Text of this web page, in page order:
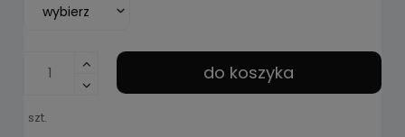
szt.
do koszyka